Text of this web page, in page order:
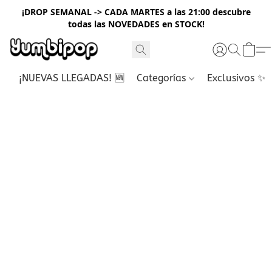
¡DROP SEMANAL -> CADA MARTES a las 21:00 descubre
todas las NOVEDADES en STOCK!
¡NUEVAS LLEGADAS! 🆕 Categorías Exclusivos ✨